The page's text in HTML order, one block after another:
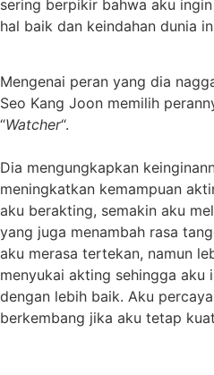
sering berpikir bahwa aku
hal baik dan keindahan dunia
Mengenai peran yang dia
Seo Kang Joon memilih
“Watcher“.
Dia mengungkapkan
meningkatkan kemampuan
aku berakting, semakin aku
yang juga menambah rasa
aku merasa tertekan, namun
menyukai akting sehingga aku
dengan lebih baik. Aku
berkembang jika aku tetap